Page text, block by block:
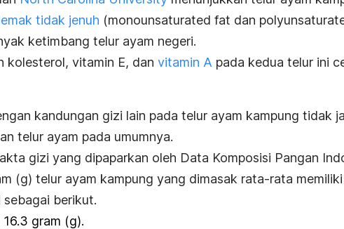
tidak jenuh (monounsaturated fat dan
ketimbang telur ayam negeri.
kolesterol, vitamin E, dan vitamin A pada kedua telur ini
kandungan gizi lain pada telur ayam kampung tidak
telur ayam pada umumnya.
gizi yang dipaparkan oleh Data Komposisi Pangan
(g) telur ayam kampung yang dimasak rata-rata memiliki
berikut.
16.3 gram (g).